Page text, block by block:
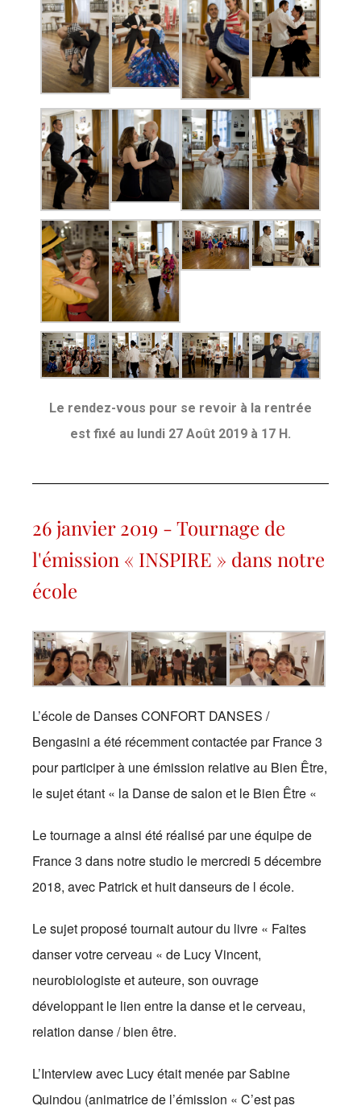
Le rendez-vous pour se revoir à la rentrée
est fixé au lundi 27 Août 2019 à 17 H.
26 janvier 2019 - Tournage de
l'émission « INSPIRE » dans notre
école
L’école de Danses CONFORT DANSES /
Bengasini a été récemment contactée par France 3
pour participer à une émission relative au Bien Être,
le sujet étant « la Danse de salon et le Bien Être «
Le tournage a ainsi été réalisé par une équipe de
France 3 dans notre studio le mercredi 5 décembre
2018, avec Patrick et huit danseurs de l école.
Le sujet proposé tournait autour du livre « Faites
danser votre cerveau « de Lucy Vincent,
neurobiologiste et auteure, son ouvrage
développant le lien entre la danse et le cerveau,
relation danse / bien être.
L’Interview avec Lucy était menée par Sabine
Quindou (animatrice de l’émission « C’est pas